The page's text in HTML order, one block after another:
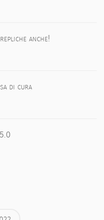
anche!
di cura